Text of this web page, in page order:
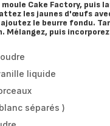
Cake Factory, puis
les jaunes d'œufs
le beurre fondu.
Mélangez, puis
liquide
séparés )